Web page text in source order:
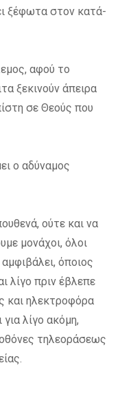
ξέφωτα στον κατά-
αφού το
ξεκινούν άπειρα
σε Θεούς που
ο αδύναμος
ούτε και να
μονάχοι, όλοι
όποιος
λίγο πριν έβλεπε
και ηλεκτροφόρα
λίγο ακόμη,
τηλεοράσεως